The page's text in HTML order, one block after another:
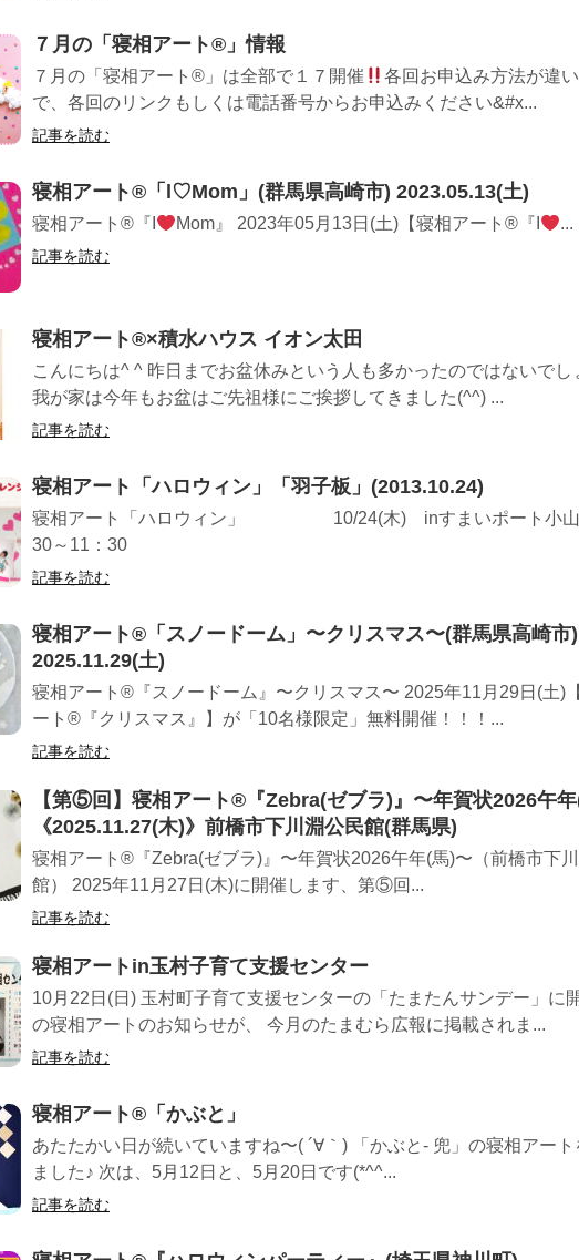
７月の「寝相アート®」情報
７月の「寝相アート®」は全部で１７開催
各回お申込み方法が違
で、各回のリンクもしくは電話番号からお申込みください&#x...
記事を読む
寝相アート®︎「l♡Mom」(群馬県高崎市) 2023.05.13(土)
寝相アート®『I Mom』 2023年05月13日(土)【寝相アート®︎『I ...
記事を読む
寝相アート®︎×積水ハウス イオン太田
こんにちは^ ^ 昨日までお盆休みという人も多かったのではないでし
我が家は今年もお盆はご先祖様にご挨拶してきました(^^) ...
記事を読む
寝相アート「ハロウィン」「羽子板」(2013.10.24)
寝相アート「ハロウィン」 10/24(木) inすまいポート小
30～11：30
記事を読む
寝相アート®「スノードーム」〜クリスマス〜(群馬県高崎市)
2025.11.29(土)
寝相アート®『スノードーム』〜クリスマス〜 2025年11月29日(土)
ート®︎『クリスマス』】が「10名様限定」無料開催！！！...
記事を読む
【第⑤回】寝相アート®︎『Zebra(ゼブラ)』〜年賀状2026午
《2025.11.27(木)》前橋市下川淵公民館(群馬県)
寝相アート®『Zebra(ゼブラ)』〜年賀状2026午年(馬)〜（前橋市下
館） 2025年11月27日(木)に開催します、第⑤回...
記事を読む
寝相アートin玉村子育て支援センター
10月22日(日) 玉村町子育て支援センターの「たまたんサンデー」に
の寝相アートのお知らせが、 今月のたまむら広報に掲載されま...
記事を読む
寝相アート®︎「かぶと」
あたたかい日が続いていますね〜( ´∀｀) 「かぶと- 兜」の寝相アート
ました♪ 次は、5月12日と、5月20日です(*^^...
記事を読む